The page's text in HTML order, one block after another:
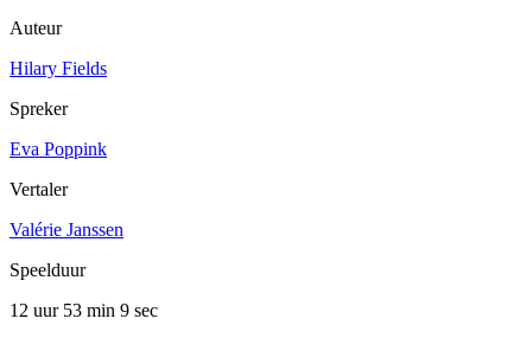
Auteur
Hilary Fields
Spreker
Eva Poppink
Vertaler
Valérie Janssen
Speelduur
12 uur 53 min 9 sec